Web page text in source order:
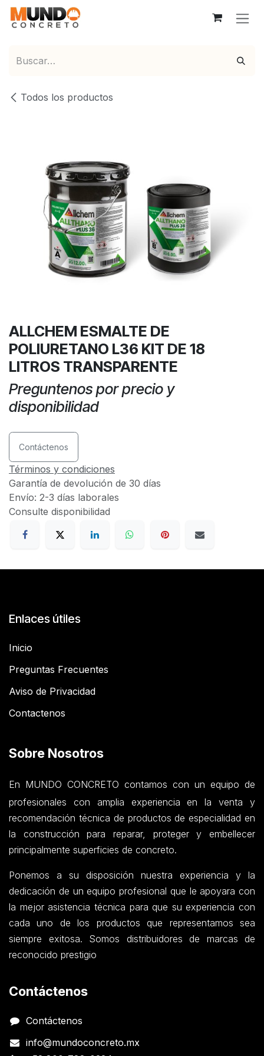
Ir al contenido
Todos los productos
ALLCHEM ESMALTE DE
POLIURETANO L36 KIT DE 18
LITROS TRANSPARENTE
Preguntenos por precio y
disponibilidad
Contáctenos
Términos y condiciones
Garantía de devolución de 30 días
Envío: 2-3 días laborales
Consulte disponibilidad
Enlaces útiles
Inicio
Preguntas Frecuentes
Aviso de Privacidad
Contactenos
Sobre Nosotros
En MUNDO CONCRETO contamos con un equipo de
profesionales con amplia experiencia en la venta y
recomendación técnica de productos de especialidad en
la construcción para reparar, proteger y embellecer
principalmente superficies de concreto.
Ponemos a su disposición nuestra experiencia y la
dedicación de un equipo profesional que le apoyara con
la mejor asistencia técnica para que su experiencia con
cada uno de los productos que representamos sea
siempre exitosa. Somos distribuidores de marcas de
reconocido prestigio
Contáctenos
Contáctenos
info@mundoconcreto.mx